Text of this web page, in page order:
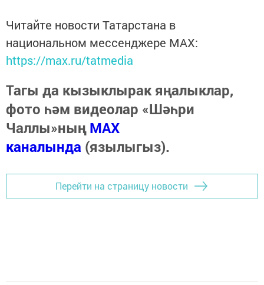
Читайте новости Татарстана в
национальном мессенджере MАХ:
https://max.ru/tatmedia
Тагы да кызыклырак яңалыклар,
фото һәм видеолар «Шәһри
Чаллы»ныңMAX
каналында (язылыгыз).
Перейти на страницу новости